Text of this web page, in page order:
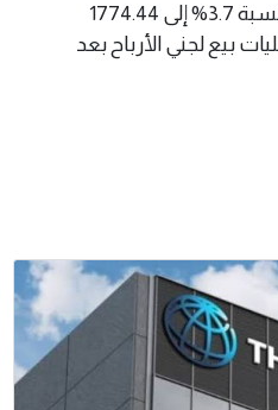
في حين تراجع البلاديوم بنسبة 3.7% إلى 1774.44
بيع لجني الأرباح بعد